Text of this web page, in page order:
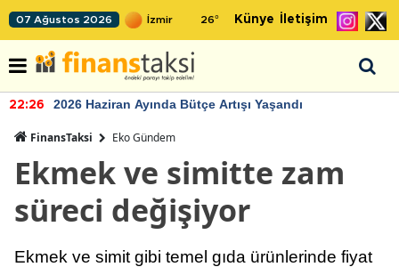
07 Ağustos 2026 26° Künye İletişim
22:26 2026 Haziran Ayında Bütçe Artışı Yaşandı
FinansTaksi Eko Gündem
Ekmek ve simitte zam
süreci değişiyor
Ekmek ve simit gibi temel gıda ürünlerinde fiyat